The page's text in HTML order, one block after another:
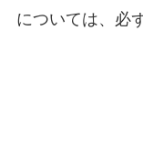
については、必